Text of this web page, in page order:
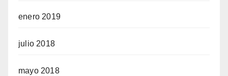
enero 2019
julio 2018
mayo 2018